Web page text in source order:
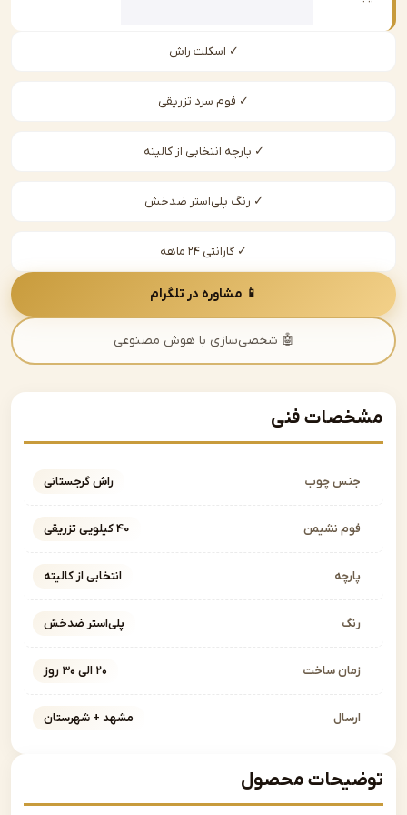
✓ اسکلت راش
✓ فوم سرد تزریقی
✓ پارچه انتخابی از کالیته
✓ رنگ پلی‌استر ضدخش
📱 مشاوره در تلگرام
🤖 شخصی‌سازی با هوش مصنوعی
محصول
فنی
جنس چوب راش گرجستانی
فوم نشیمن
انتخابی از کالیته
پلی‌استر ضدخش
زمان ساخت
مشهد + شهرستان